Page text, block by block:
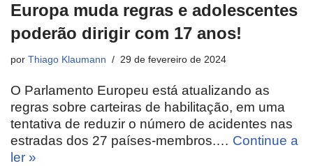
Europa muda regras e adolescentes
poderão dirigir com 17 anos!
por Thiago Klaumann 29 de fevereiro de 2024
O Parlamento Europeu está atualizando as
regras sobre carteiras de habilitação, em uma
tentativa de reduzir o número de acidentes nas
estradas dos 27 países-membros.… Continue a
ler »